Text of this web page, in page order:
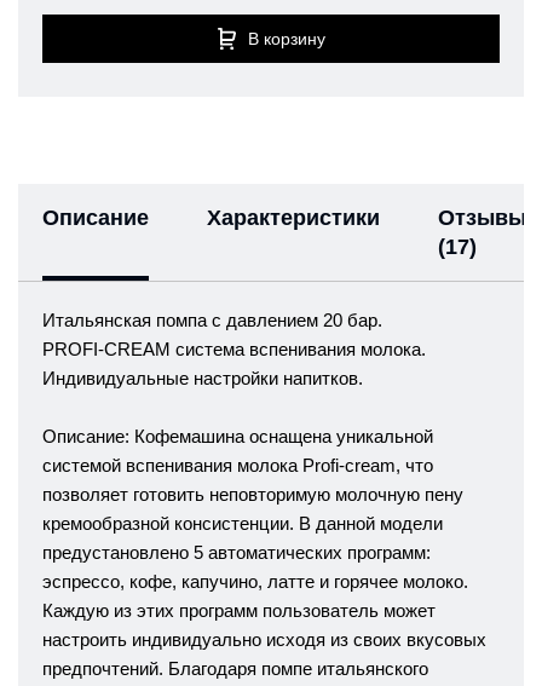
В корзину
Описание Характеристики
Отзывы
(17)
Итальянская помпа с давлением 20 бар.
PROFI-CREAM система вспенивания молока.
Индивидуальные настройки напитков.
Описание: Кофемашина оснащена уникальной
системой вспенивания молока Profi-cream, что
позволяет готовить неповторимую молочную пену
кремообразной консистенции. В данной модели
предустановлено 5 автоматических программ:
эспрессо, кофе, капучино, латте и горячее молоко.
Каждую из этих программ пользователь может
настроить индивидуально исходя из своих вкусовых
предпочтений. Благодаря помпе итальянского